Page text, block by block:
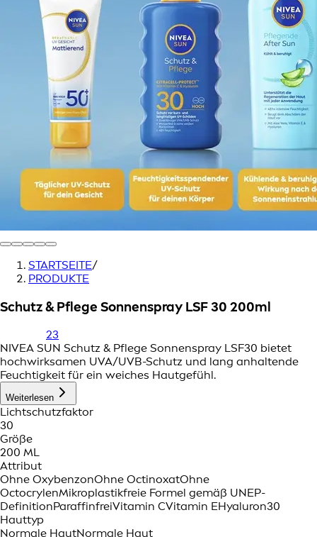
STARTSEITE/
PRODUKTE
Schutz & Pflege Sonnenspray LSF 30 200ml
23
NIVEA SUN Schutz & Pflege Sonnenspray LSF30 bietet
hochwirksamen UVA/UVB-Schutz und lang anhaltende
Feuchtigkeit für ein weiches Hautgefühl.
Weiterlesen
Lichtschutzfaktor
30
Größe
200 ML
Attribut
Ohne OxybenzonOhne OctinoxatOhne
OctocrylenMikroplastikfreie Formel gemäß UNEP-
DefinitionParaffinfreiVitamin CVitamin EHyaluron30
Hauttyp
Normale HautNormale Haut